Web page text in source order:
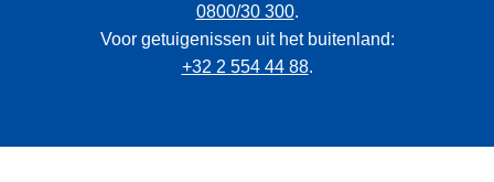
0800/30 300.
Voor getuigenissen uit het buitenland:
+32 2 554 44 88.